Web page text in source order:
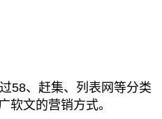
58、赶集、列表网等分类
软文的营销方式。